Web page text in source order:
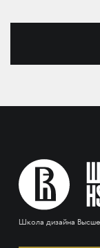
Школа дизайна